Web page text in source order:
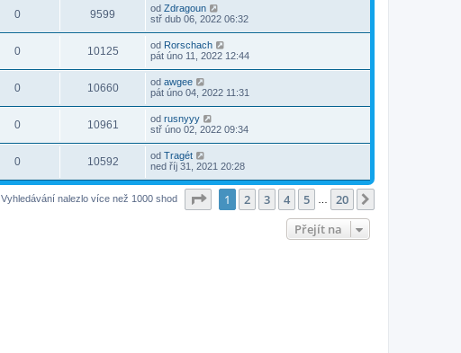
0 9599 od Zdragoun
stř dub 06, 2022 06:32
0 10125 od Rorschach
pát úno 11, 2022 12:44
0 10660 od awgee
pát úno 04, 2022 11:31
0 10961 od rusnyyy
stř úno 02, 2022 09:34
0 10592 od Tragét
ned říj 31, 2021 20:28
Vyhledávání nalezlo více než 1000 shod Stránka z
1 2 3 4 5 20
Přejít na